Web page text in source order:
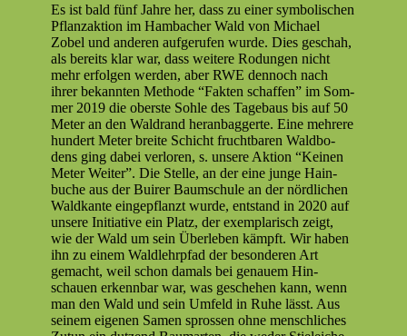
Es ist bald fünf Jahre her, dass zu ein­er sym­bol­is­chen
Pflan­za­k­tion im Ham­bach­er Wald von Michael
Zobel und anderen aufgerufen wurde. Dies geschah,
als bere­its klar war, dass weit­ere Rodun­gen nicht
mehr erfol­gen wer­den, aber RWE den­noch nach
ihrer bekan­nten Meth­ode “Fak­ten schaf­fen” im Som­
mer 2019 die ober­ste Sohle des Tage­baus bis auf 50
Meter an den Wal­drand her­an­bag­gerte. Eine mehrere
hun­dert Meter bre­ite Schicht frucht­baren Wald­bo­
dens ging dabei ver­loren, s. unsere Aktion “Keinen
Meter Weit­er”. Die Stelle, an der eine junge Hain­
buche aus der Buir­er Baum­schule an der nördlichen
Wald­kante eingepflanzt wurde, ent­stand in 2020 auf
unsere Ini­tia­tive ein Platz, der exem­plar­isch zeigt,
wie der Wald um sein Über­leben kämpft. Wir haben
ihn zu einem Waldlehrp­fad der beson­deren Art
gemacht, weil schon damals bei genauem Hin­
schauen erkennbar war, was geschehen kann, wenn
man den Wald und sein Umfeld in Ruhe lässt. Aus
seinem eige­nen Samen sprossen ohne men­schlich­es